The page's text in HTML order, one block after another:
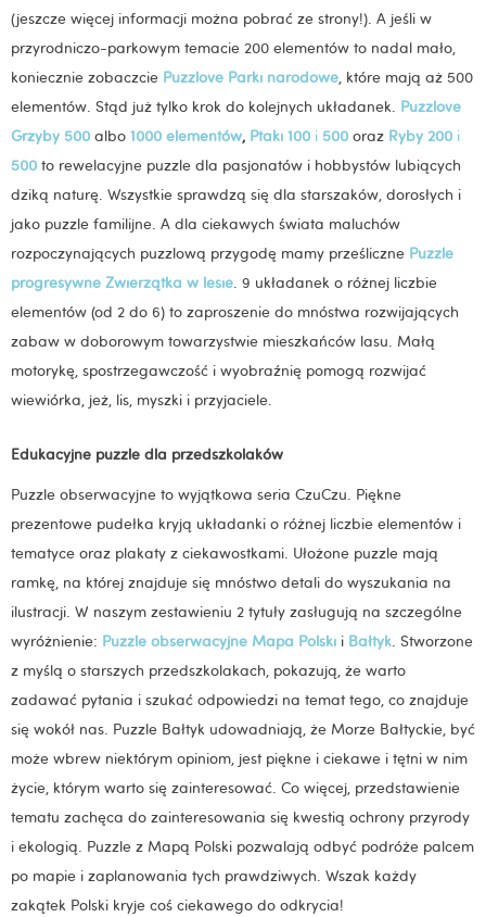
(jeszcze więcej informacji można pobrać ze strony!). A jeśli w
przyrodniczo-parkowym temacie 200 elementów to nadal mało,
koniecznie zobaczcie Puzzlove Parki narodowe , które mają aż 500
elementów. Stąd już tylko krok do kolejnych układanek. Puzzlove
Grzyby 500 albo 1000 elementów, Ptaki 100 i 500 oraz Ryby 200 i
500 to rewelacyjne puzzle dla pasjonatów i hobbystów lubiących
dziką naturę. Wszystkie sprawdzą się dla starszaków, dorosłych i
jako puzzle familijne. A dla ciekawych świata maluchów
rozpoczynających puzzlową przygodę mamy prześliczne Puzzle
progresywne Zwierzątka w lesie . 9 układanek o różnej liczbie
elementów (od 2 do 6) to zaproszenie do mnóstwa rozwijających
zabaw w doborowym towarzystwie mieszkańców lasu. Małą
motorykę, spostrzegawczość i wyobraźnię pomogą rozwijać
wiewiórka, jeż, lis, myszki i przyjaciele.
Edukacyjne puzzle dla przedszkolaków
Puzzle obserwacyjne to wyjątkowa seria CzuCzu. Piękne
prezentowe pudełka kryją układanki o różnej liczbie elementów i
tematyce oraz plakaty z ciekawostkami. Ułożone puzzle mają
ramkę, na której znajduje się mnóstwo detali do wyszukania na
ilustracji. W naszym zestawieniu 2 tytuły zasługują na szczególne
wyróżnienie: Puzzle obserwacyjne Mapa Polski i Bałtyk. Stworzone
z myślą o starszych przedszkolakach, pokazują, że warto
zadawać pytania i szukać odpowiedzi na temat tego, co znajduje
się wokół nas. Puzzle Bałtyk udowadniają, że Morze Bałtyckie, być
może wbrew niektórym opiniom, jest piękne i ciekawe i tętni w nim
życie, którym warto się zainteresować. Co więcej, przedstawienie
tematu zachęca do zainteresowania się kwestią ochrony przyrody
i ekologią. Puzzle z Mapą Polski pozwalają odbyć podróże palcem
po mapie i zaplanowania tych prawdziwych. Wszak każdy
zakątek Polski kryje coś ciekawego do odkrycia!